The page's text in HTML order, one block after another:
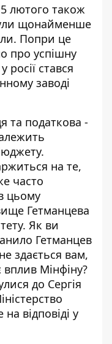
лютого також
щонайменше
Попри це
про успішну
росії стався
заводі
та податкова -
на те,
часто
цьому
Гетманцева
Як ви
Гетманцев
здається вам,
Мінфіну?
до Сергія
відповіді у